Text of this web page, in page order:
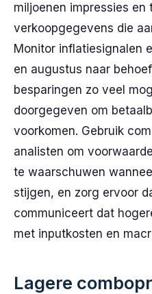
miljoenen impressies
verkoopgegevens die
Monitor inflatiesignalen
en augustus naar
besparingen zo veel
doorgegeven om
voorkomen. Gebruik
analisten om
te waarschuwen
stijgen, en zorg ervoor
communiceert dat
met inputkosten en
Lagere